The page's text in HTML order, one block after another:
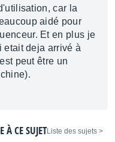
car la
aidé pour
Et en plus je
etait deja arrivé à
peut être un
< Liste des sujets
À CE SUJET